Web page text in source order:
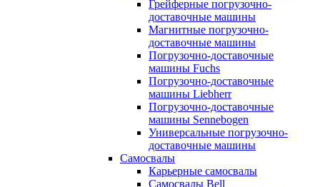
Грейферные погрузочно-
доставочные машины
Магнитные погрузочно-
доставочные машины
Погрузочно-доставочные
машины Fuchs
Погрузочно-доставочные
машины Liebherr
Погрузочно-доставочные
машины Sennebogen
Универсальные погрузочно-
доставочные машины
Самосвалы
Карьерные самосвалы
Самосвалы Bell